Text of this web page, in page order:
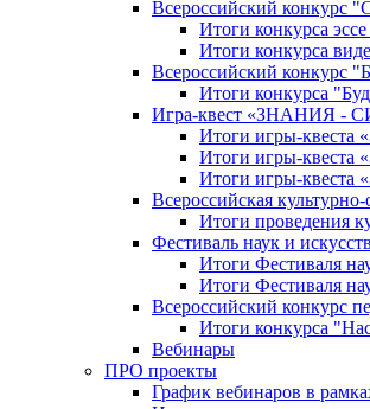
Всероссийский конкурс
Итоги конкурса
Итоги конкурса
Всероссийский конкурс
Итоги конкурса
Игра-квест «ЗНАНИЯ -
Итоги игры-
Итоги игры-
Итоги игры-
Всероссийская
Итоги проведения
Фестиваль наук и
Итоги Фестиваля
Итоги Фестиваля
Всероссийский конкурс
Итоги конкурса
Вебинары
ПРО проекты
График вебинаров в